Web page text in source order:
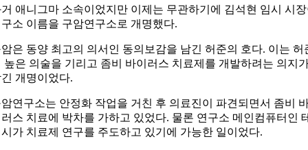
애니그마 소속이었지만 이제는 무관하기에 김석현 임시 시
소 이름을 구암연구소로 개명했다.
은 동양 최고의 의서인 동의보감을 남긴 허준의 호다. 이는 허
높은 의술을 기리고 좀비 바이러스 치료제를 개발하려는 의지
개명이었다.
연구소는 안정화 작업을 거친 후 의료진이 파견되면서 좀비
스 치료에 박차를 가하고 있었다. 물론 연구소 메인컴퓨터인
가 치료제 연구를 주도하고 있기에 가능한 일이었다.